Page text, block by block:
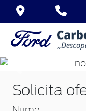
Solicita